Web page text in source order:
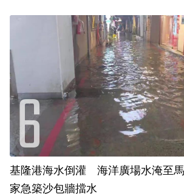
基隆港海水倒灌 海洋廣場水淹至
家急築沙包牆擋水